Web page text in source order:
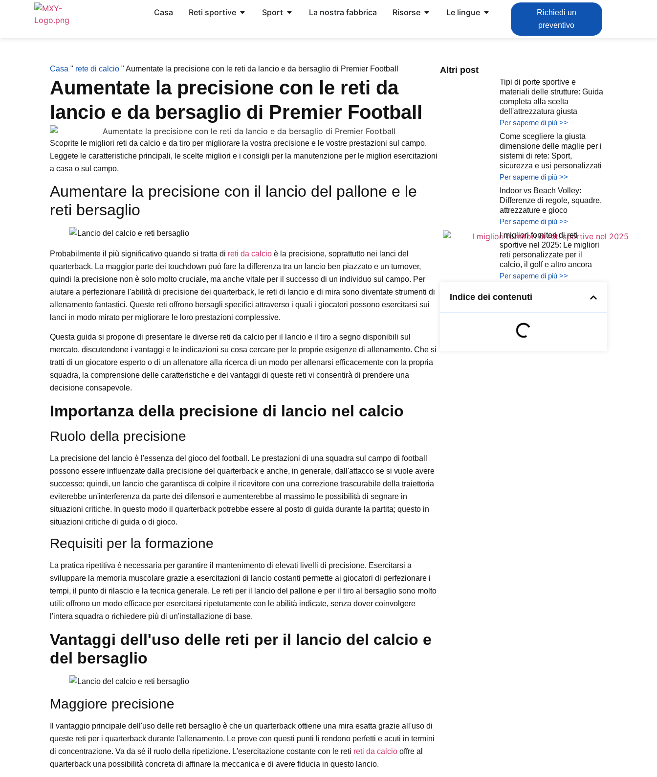
Casa Reti sportive Sport La nostra fabbrica Risorse Le lingue
Richiedi un
preventivo
Casa " rete di calcio " Aumentate la precisione con le reti da lancio e da bersaglio di Premier Football
Aumentate la precisione con le reti da
lancio e da bersaglio di Premier Football
Scoprite le migliori reti da calcio e da tiro per migliorare la vostra precisione e le vostre prestazioni sul campo.
Leggete le caratteristiche principali, le scelte migliori e i consigli per la manutenzione per le migliori esercitazioni
a casa o sul campo.
Aumentare la precisione con il lancio del pallone e le
reti bersaglio
Probabilmente il più significativo quando si tratta di reti da calcio è la precisione, soprattutto nei lanci del
quarterback. La maggior parte dei touchdown può fare la differenza tra un lancio ben piazzato e un turnover,
quindi la precisione non è solo molto cruciale, ma anche vitale per il successo di un individuo sul campo. Per
aiutare a perfezionare l'abilità di precisione dei quarterback, le reti di lancio e di mira sono diventate strumenti di
allenamento fantastici. Queste reti offrono bersagli specifici attraverso i quali i giocatori possono esercitarsi sui
lanci in modo mirato per migliorare le loro prestazioni complessive.
Questa guida si propone di presentare le diverse reti da calcio per il lancio e il tiro a segno disponibili sul
mercato, discutendone i vantaggi e le indicazioni su cosa cercare per le proprie esigenze di allenamento. Che si
tratti di un giocatore esperto o di un allenatore alla ricerca di un modo per allenarsi efficacemente con la propria
squadra, la comprensione delle caratteristiche e dei vantaggi di queste reti vi consentirà di prendere una
decisione consapevole.
Importanza della precisione di lancio nel calcio
Ruolo della precisione
La precisione del lancio è l'essenza del gioco del football. Le prestazioni di una squadra sul campo di football
possono essere influenzate dalla precisione del quarterback e anche, in generale, dall'attacco se si vuole avere
successo; quindi, un lancio che garantisca di colpire il ricevitore con una correzione trascurabile della traiettoria
eviterebbe un'interferenza da parte dei difensori e aumenterebbe al massimo le possibilità di segnare in
situazioni critiche. In questo modo il quarterback potrebbe essere al posto di guida durante la partita; questo in
situazioni critiche di guida o di gioco.
Requisiti per la formazione
La pratica ripetitiva è necessaria per garantire il mantenimento di elevati livelli di precisione. Esercitarsi a
sviluppare la memoria muscolare grazie a esercitazioni di lancio costanti permette ai giocatori di perfezionare i
tempi, il punto di rilascio e la tecnica generale. Le reti per il lancio del pallone e per il tiro al bersaglio sono molto
utili: offrono un modo efficace per esercitarsi ripetutamente con le abilità indicate, senza dover coinvolgere
l'intera squadra o richiedere più di un'installazione di base.
Vantaggi dell'uso delle reti per il lancio del calcio e
del bersaglio
Maggiore precisione
Il vantaggio principale dell'uso delle reti bersaglio è che un quarterback ottiene una mira esatta grazie all'uso di
queste reti per i quarterback durante l'allenamento. Le prove con questi punti li rendono perfetti e acuti in termini
di concentrazione. Va da sé il ruolo della ripetizione. L'esercitazione costante con le reti reti da calcio offre al
quarterback una possibilità concreta di affinare la meccanica e di avere fiducia in questo lancio.
Altri post
Tipi di porte sportive e
materiali delle strutture: Guida
completa alla scelta
dell'attrezzatura giusta
Per saperne di più >>
Come scegliere la giusta
dimensione delle maglie per i
sistemi di rete: Sport,
sicurezza e usi personalizzati
Per saperne di più >>
Indoor vs Beach Volley:
Differenze di regole, squadre,
attrezzature e gioco
Per saperne di più >>
I migliori fornitori di reti
sportive nel 2025: Le migliori
reti personalizzate per il
calcio, il golf e altro ancora
Per saperne di più >>
Indice dei contenuti